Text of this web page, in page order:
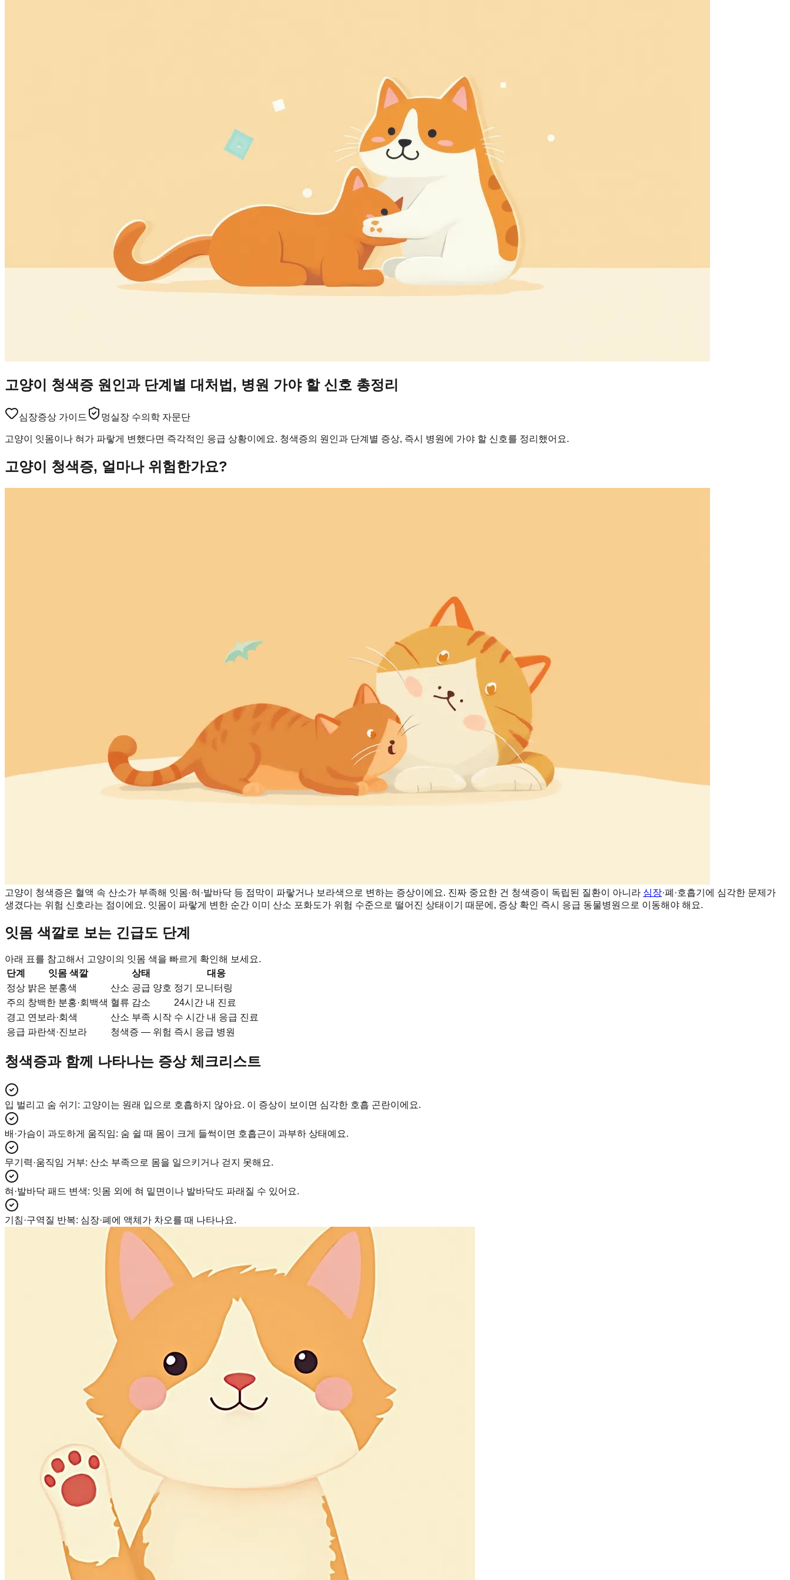
고양이 청색증 원인과 단계별 대처법, 병원 가야 할 신호 총정리
심장증상 가이드 멍실장 수의학 자문단
고양이 잇몸이나 혀가 파랗게 변했다면 즉각적인 응급 상황이에요. 청색증의 원인과 단계별 증상, 즉시 병원에 가야 할 신호를 정리했어요.
고양이 청색증, 얼마나 위험한가요?
고양이 청색증은 혈액 속 산소가 부족해 잇몸·혀·발바닥 등 점막이 파랗거나 보라색으로 변하는 증상이에요. 진짜 중요한 건 청색증이 독립된 질환이 아니라 심장·폐·호흡기에 심각한 문제가
생겼다는 위험 신호라는 점이에요. 잇몸이 파랗게 변한 순간 이미 산소 포화도가 위험 수준으로 떨어진 상태이기 때문에, 증상 확인 즉시 응급 동물병원으로 이동해야 해요.
잇몸 색깔로 보는 긴급도 단계
아래 표를 참고해서 고양이의 잇몸 색을 빠르게 확인해 보세요.
단계
잇몸 색깔 상태
대응
정상 밝은 분홍색 산소 공급 양호 정기 모니터링
주의 창백한 분홍·회백색 혈류 감소
24시간 내 진료
경고 연보라·회색 산소 부족 시작 수 시간 내 응급 진료
응급 파란색·진보라 청색증 — 위험 즉시 응급 병원
청색증과 함께 나타나는 증상 체크리스트
입 벌리고 숨 쉬기 : 고양이는 원래 입으로 호흡하지 않아요. 이 증상이 보이면 심각한 호흡 곤란이에요.
배·가슴이 과도하게 움직임: 숨 쉴 때 몸이 크게 들썩이면 호흡근이 과부하 상태예요.
무기력·움직임 거부: 산소 부족으로 몸을 일으키거나 걷지 못해요.
혀·발바닥 패드 변색: 잇몸 외에 혀 밑면이나 발바닥도 파래질 수 있어요.
기침·구역질 반복: 심장·폐에 액체가 차오를 때 나타나요.